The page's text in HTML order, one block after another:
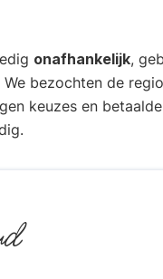
onafhankelijk,
bezochten de
keuzes en